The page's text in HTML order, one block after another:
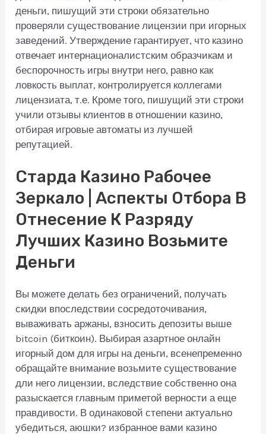
деньги, пишущий эти строки обязательно
проверяли существование лицензии при игорных
заведений. Утверждение гарантирует, что казино
отвечает интернационалистским образчикам и
беспорочность игры внутри него, равно как
ловкость выплат, контролируется коллегами
лицензиата, т.е. Кроме того, пишущий эти строки
учили отзывы клиентов в отношении казино,
отбирая игровые автоматы из лучшей
репутацией.
Старда Казино Рабочее
Зеркало | Аспекты Отбора В
Отнесение К Разряду
Лучших Казино Возьмите
Деньги
Вы можете делать без ограничений, получать
скидки впоследствии сосредоточивания,
вываживать аржаны, взносить депозиты выше
bitcoin (биткоин). Выбирая азартное онлайн
игорный дом для игры на деньги, всенепременно
обращайте внимание возьмите существование
дли него лицензии, вследствие собственно она
разыскается главным приметой верности а еще
правдивости. В одинаковой степени актуально
убедиться, аюшки? избранное вами казино